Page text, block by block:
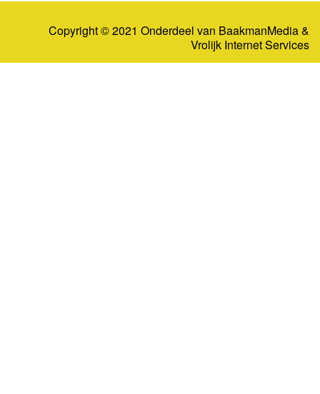
Copyright © 2021 Onderdeel van BaakmanMedia&
Vrolijk Internet Services